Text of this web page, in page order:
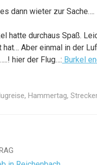
dann wieter zur Sache….
hatte durchaus Spaß.
hat… Aber einmal in der
hier der Flug…: Burkel
, Hammertag,